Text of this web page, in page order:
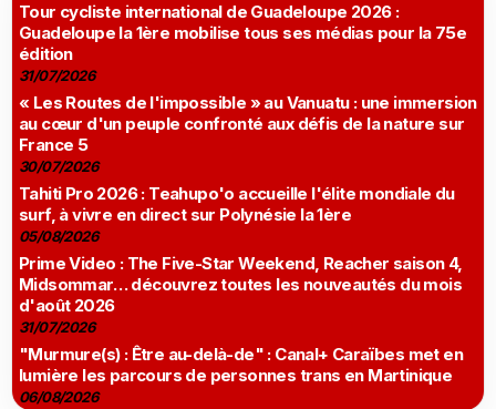
Tour cycliste international de Guadeloupe 2026 :
Guadeloupe la 1ère mobilise tous ses médias pour la 75e
édition
31/07/2026
« Les Routes de l'impossible » au Vanuatu : une immersion
au cœur d'un peuple confronté aux défis de la nature sur
France 5
30/07/2026
Tahiti Pro 2026 : Teahupo'o accueille l'élite mondiale du
surf, à vivre en direct sur Polynésie la 1ère
05/08/2026
Prime Video : The Five-Star Weekend, Reacher saison 4,
Midsommar… découvrez toutes les nouveautés du mois
d'août 2026
31/07/2026
"Murmure(s) : Être au-delà-de" : Canal+ Caraïbes met en
lumière les parcours de personnes trans en Martinique
06/08/2026